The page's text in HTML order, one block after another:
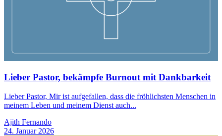
Lieber Pastor, bekämpfe Burnout mit Dankbarkeit
Lieber Pastor, Mir ist aufgefallen, dass die fröhlichsten Menschen in
meinem Leben und meinem Dienst auch...
Ajith Fernando
24. Januar 2026